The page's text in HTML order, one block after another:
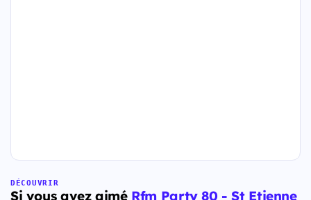
DÉCOUVRIR
Si vous avez aimé Rfm Party 80 - St Etienne